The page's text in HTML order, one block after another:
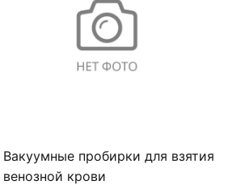
Вакуумные пробирки для взятия
венозной крови